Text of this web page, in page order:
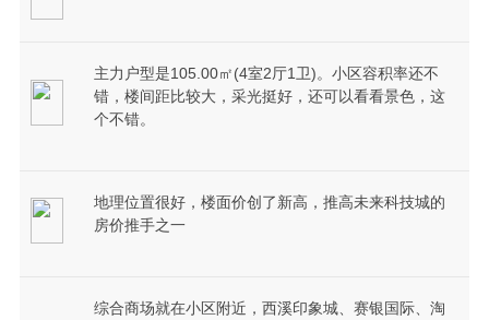
主力户型是105.00㎡(4室2厅1卫)。小区容积率还不
错，楼间距比较大，采光挺好，还可以看看景色，这
个不错。
地理位置很好，楼面价创了新高，推高未来科技城的
房价推手之一
综合商场就在小区附近，西溪印象城、赛银国际、淘